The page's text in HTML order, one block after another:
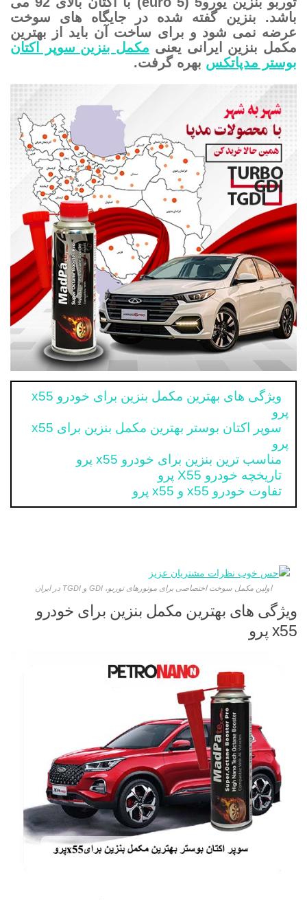
باشد. بنزین گفته شده در جایگاه های سوخت
عرضه نمی شود و برای ساخت آن باید از بهترین
مکمل بنزین ایرانی یعنی مکمل بنزین سوپر اکتان
بوستر مدپاتکس بهره گرفت.
ویژگی های بهترین مکمل بنزین برای خودرو x55
پرو
سوپر اکتان بوستر بهترین مکمل بنزین برای x55
پرو
مناسب ترین بنزین برای خودرو x55 پرو
تاریخچه خودرو X55 پرو
تفاوت خودرو x55 و x55 پرو
اولین مکمل سوخت اختصاصی برای موتورهای توربو، GDI و TGDI در ایران
ویژگی های بهترین مکمل بنزین برای خودرو
x55 پرو